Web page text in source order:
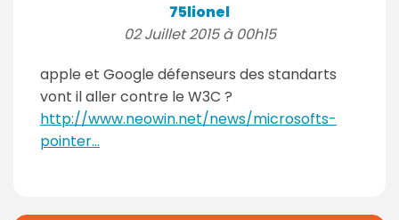
75lionel
02 Juillet 2015 à 00h15
apple et Google défenseurs des standarts
vont il aller contre le W3C ?
http://www.neowin.net/news/microsofts-
pointer...